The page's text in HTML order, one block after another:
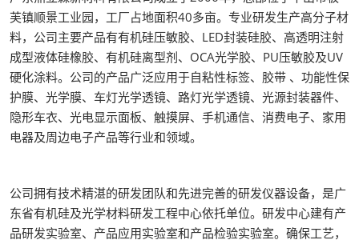
芙镇顺景工业园，工厂占地面积40多亩。专业研发生产高分子材
料，公司主要产品有有机硅压敏胶、LED封装硅胶、高透明注射
成型液体硅橡胶、有机硅离型剂、OCA光学胶、PU压敏胶及UV
硬化涂料。公司的产品广泛应用于自粘性标签、胶带 、功能性保
护膜、光学膜、车灯光学透镜、路灯光学透镜、光源封装器件、
隐形车衣、光电显示面板、触摸屏、手机通信、消费电子、家用
电器及周边电子产品等行业和领域。
公司拥有技术精湛的研发团队和先进完善的研发仪器设备，是广
东省有机硅及光学材料研发工程中心依托单位。研发中心建有产
品研发实验室、产品应用实验室和产品检验实验室。确保工艺，